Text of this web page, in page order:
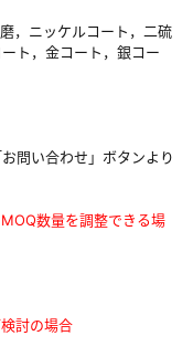
，ニッケルコート，二硫
ト，金コート，銀コー
問い合わせ」ボタンより
数量を調整できる場
討の場合